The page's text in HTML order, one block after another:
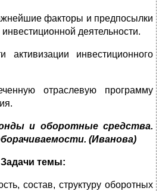
факторы и предпосылки
деятельности.
активизации инвестиционного
отраслевую программу
и оборотные средства.
(Иванова)
Задачи темы:
состав, структуру оборотных